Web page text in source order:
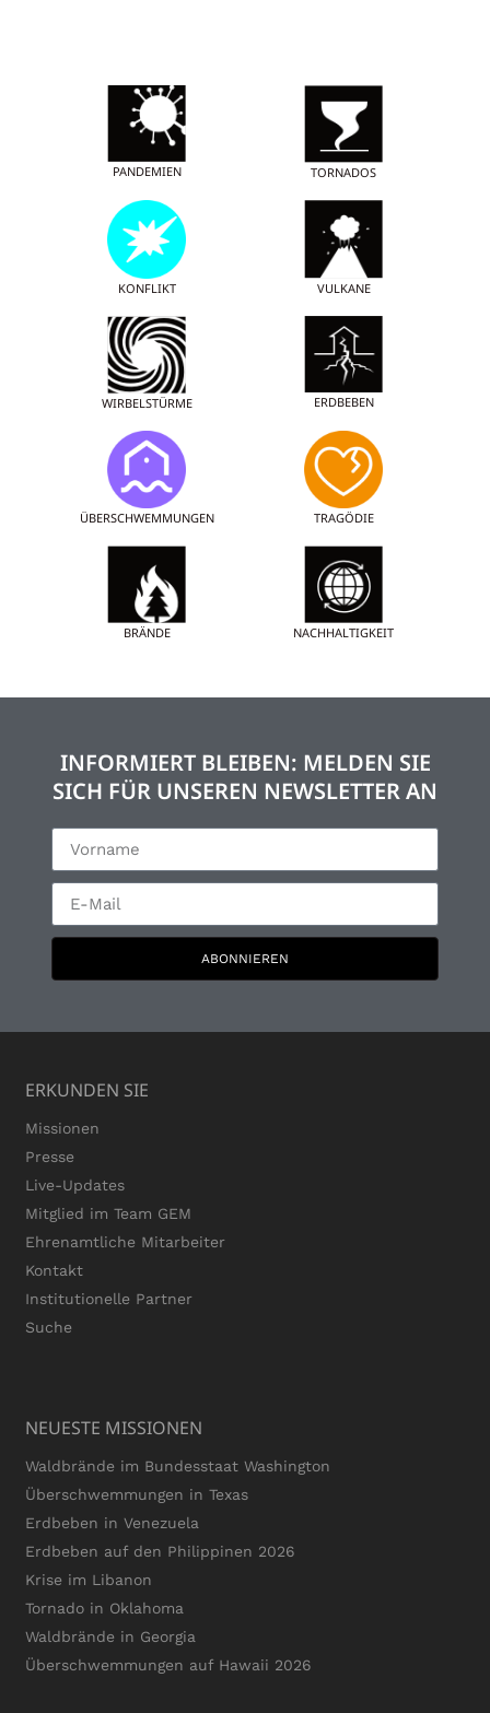
PANDEMIEN TORNADOS
KONFLIKT VULKANE
WIRBELSTÜRME ERDBEBEN
ÜBERSCHWEMMUNGEN TRAGÖDIE
BRÄNDE NACHHALTIGKEIT
INFORMIERT BLEIBEN: MELDEN SIE
SICH FÜR UNSEREN NEWSLETTER AN
ABONNIEREN
ERKUNDEN SIE
Missionen
Presse
Live-Updates
Mitglied im Team GEM
Ehrenamtliche Mitarbeiter
Kontakt
Institutionelle Partner
Suche
NEUESTE MISSIONEN
Waldbrände im Bundesstaat Washington
Überschwemmungen in Texas
Erdbeben in Venezuela
Erdbeben auf den Philippinen 2026
Krise im Libanon
Tornado in Oklahoma
Waldbrände in Georgia
Überschwemmungen auf Hawaii 2026